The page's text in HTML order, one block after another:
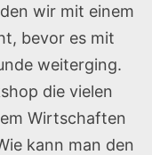
wir mit einem
bevor es mit
weiterging.
die vielen
Wirtschaften
kann man den